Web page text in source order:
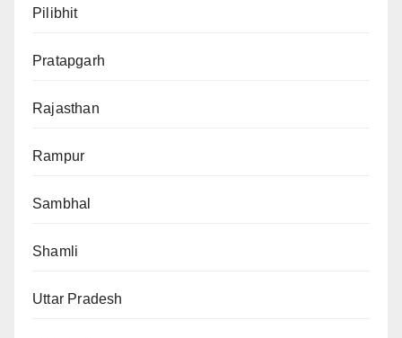
Pilibhit
Pratapgarh
Rajasthan
Rampur
Sambhal
Shamli
Uttar Pradesh